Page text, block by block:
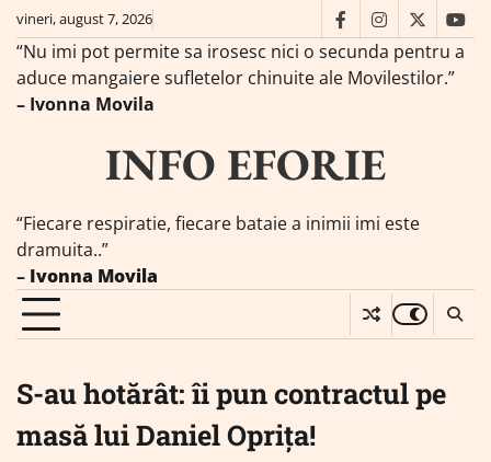
Skip
content
vineri, august 7, 2026 facebookinstagram
twitter
“Nu imi pot permite sa irosesc nici o secunda pentru a
aduce mangaiere sufletelor chinuite ale Movilestilor.”
– Ivonna Movila
INFO EFORIE
“Fiecare respiratie, fiecare bataie a inimii imi este
dramuita..”
– Ivonna Movila
S-au hotărât: îi pun contractul pe
masă lui Daniel Oprița!